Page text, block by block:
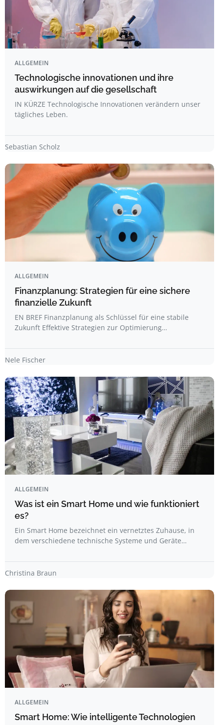
ALLGEMEIN
Technologische innovationen und ihre
auswirkungen auf die gesellschaft
IN KÜRZE Technologische Innovationen verändern unser
tägliches Leben.
Sebastian Scholz
ALLGEMEIN
Finanzplanung: Strategien für eine sichere
finanzielle Zukunft
EN BREF Finanzplanung als Schlüssel für eine stabile
Zukunft Effektive Strategien zur Optimierung…
Nele Fischer
ALLGEMEIN
Was ist ein Smart Home und wie funktioniert
es?
Ein Smart Home bezeichnet ein vernetztes Zuhause, in
dem verschiedene technische Systeme und Geräte…
Christina Braun
ALLGEMEIN
Smart Home: Wie intelligente Technologien